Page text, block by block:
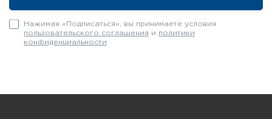
Нажимая «Подписаться», вы принимаете условия
пользовательского соглашения и политики
конфиденциальности